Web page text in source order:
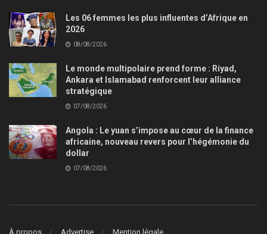
Les 06 femmes les plus influentes d’Afrique en
2026
08/08/2026
Le monde multipolaire prend forme : Riyad,
Ankara et Islamabad renforcent leur alliance
stratégique
07/08/2026
Angola : Le yuan s’impose au cœur de la finance
africaine, nouveau revers pour l’hégémonie du
dollar
07/08/2026
À propos Advertise Mention légale